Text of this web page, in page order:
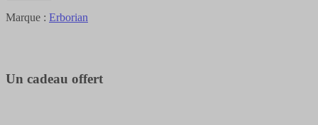
Marque : Erborian
Un cadeau offert